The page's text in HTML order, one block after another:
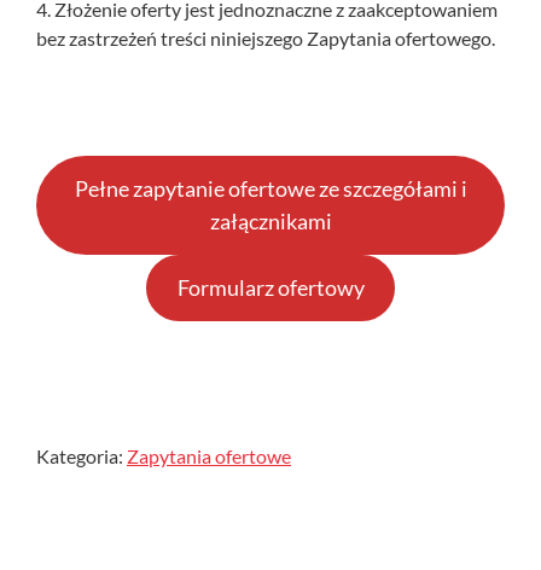
4. Złożenie oferty jest jednoznaczne z zaakceptowaniem
bez zastrzeżeń treści niniejszego Zapytania ofertowego.
Pełne zapytanie ofertowe ze szczegółami i
załącznikami
Formularz ofertowy
Kategoria: Zapytania ofertowe